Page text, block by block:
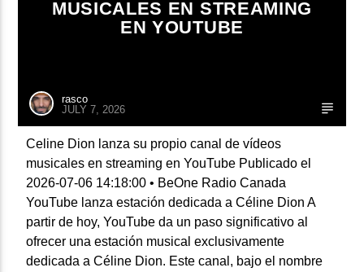
MUSICALES EN STREAMING
EN YOUTUBE
rasco
JULY 7, 2026
Celine Dion lanza su propio canal de vídeos
musicales en streaming en YouTube Publicado el
2026-07-06 14:18:00 • BeOne Radio Canada
YouTube lanza estación dedicada a Céline Dion A
partir de hoy, YouTube da un paso significativo al
ofrecer una estación musical exclusivamente
dedicada a Céline Dion. Este canal, bajo el nombre